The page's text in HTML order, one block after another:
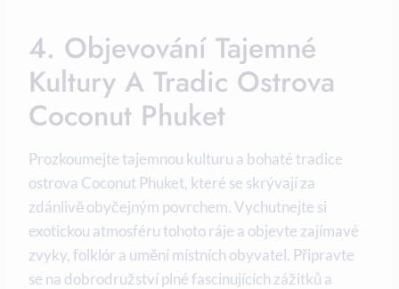
4. Objevování Tajemné
Kultury A Tradic Ostrova
Coconut ‌Phuket
Prozkoumejte tajemnou kulturu⁢ a bohaté ​tradice
ostrova Coconut Phuket, ⁢které ​se skrývají za
zdánlivě obyčejným⁣ povrchem. Vychutnejte si
exotickou atmosféru tohoto ráje​ a objevte‍ zajímavé
zvyky, folklór a umění místních obyvatel. Připravte
se na dobrodružství‍ plné ‌fascinujících zážitků ⁢a